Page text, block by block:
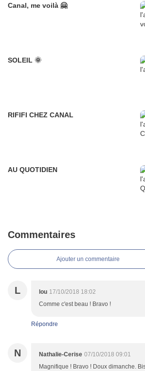
Canal, me voilà 🤗
SOLEIL 🌞
RIFIFI CHEZ CANAL
AU QUOTIDIEN
Commentaires
Ajouter un commentaire
L lou 17/10/2018 18:02
Comme c'est beau ! Bravo !
Répondre
N Nathalie-Cerise 07/10/2018 09:01
Magnifique ! Bravo ! Doux dimanche.